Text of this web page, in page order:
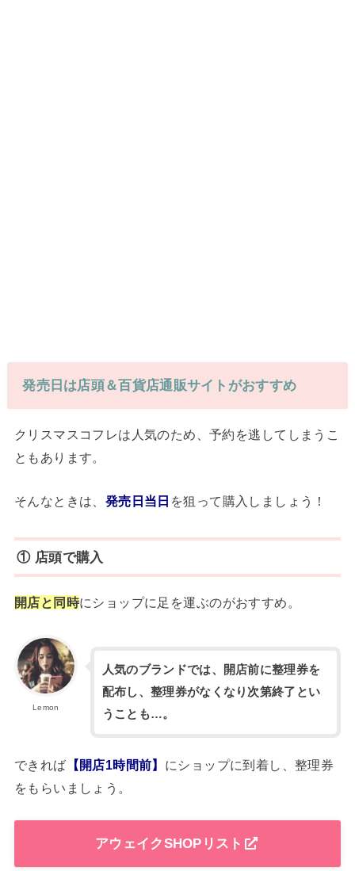
発売日は店頭＆百貨店通販サイトがおすすめ
クリスマスコフレは人気のため、予約を逃してしまうこ
ともあります。
そんなときは、 発売日当日 を狙って購入しましょう！
① 店頭で購入
開店と同時にショップに足を運ぶのがおすすめ。
Lemon
人気のブランドでは、開店前に整理券を
配布し、整理券がなくなり次第終了とい
うことも…。
できれば 【開店1時間前】 にショップに到着し、整理券
をもらいましょう。
アウェイクSHOPリスト